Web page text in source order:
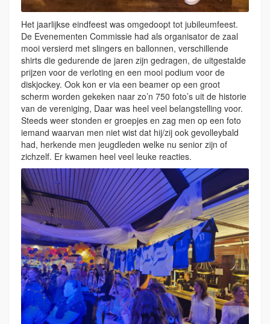
Het jaarlijkse eindfeest was omgedoopt tot jubileumfeest.
De Evenementen Commissie had als organisator de zaal
mooi versierd met slingers en ballonnen, verschillende
shirts die gedurende de jaren zijn gedragen, de uitgestalde
prijzen voor de verloting en een mooi podium voor de
diskjockey. Ook kon er via een beamer op een groot
scherm worden gekeken naar zo’n 750 foto’s uit de historie
van de vereniging, Daar was heel veel belangstelling voor.
Steeds weer stonden er groepjes en zag men op een foto
iemand waarvan men niet wist dat hij/zij ook gevolleybald
had, herkende men jeugdleden welke nu senior zijn of
zichzelf. Er kwamen heel veel leuke reacties.